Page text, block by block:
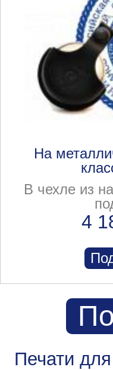
На
В чехле из
4
Печати